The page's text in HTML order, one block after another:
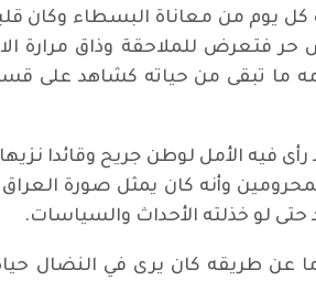
يوم من معاناة البسطاء وكان
للملاحقة وذاق مرارة
يلازمه ما تبقى من حياته كشاهد
الأمل لوطن جريح وقائدا نزيها
وأنه كان يمثل صورة العراق
لو خذلته الأحداث والسياسات.
عن طريقه كان يرى في النضال